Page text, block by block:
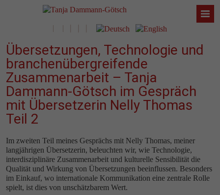
Übersetzungen, Technologie und
branchenübergreifende
Zusammenarbeit – Tanja
Dammann-Götsch im Gespräch
mit Übersetzerin Nelly Thomas
Teil 2
Im zweiten Teil meines Gesprächs mit Nelly Thomas, meiner
langjährigen Übersetzerin, beleuchten wir, wie Technologie,
interdisziplinäre Zusammenarbeit und kulturelle Sensibilität die
Qualität und Wirkung von Übersetzungen beeinflussen. Besonders
im Einkauf, wo internationale Kommunikation eine zentrale Rolle
spielt, ist dies von unschätzbarem Wert.